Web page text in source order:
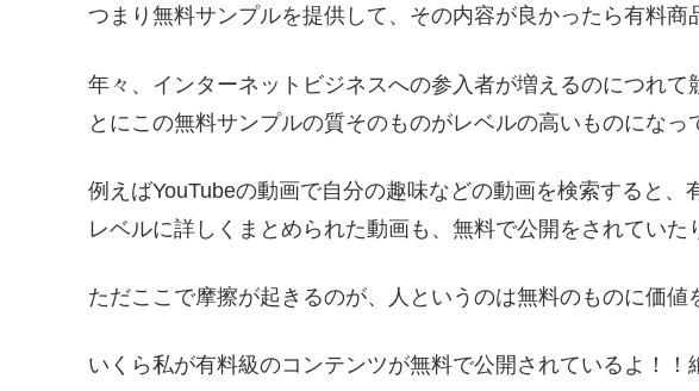
つまり無料サンプルを提供して、その内容が良かったら有料商
年々、インターネットビジネスへの参入者が増えるのにつれて
とにこの無料サンプルの質そのものがレベルの高いものになっ
例えばYouTubeの動画で自分の趣味などの動画を検索すると、
レベルに詳しくまとめられた動画も、無料で公開をされていた
ただここで摩擦が起きるのが、人というのは無料のものに価値
いくら私が有料級のコンテンツが無料で公開されているよ！！